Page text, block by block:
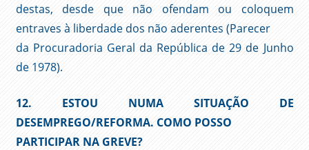
destas, desde que não ofendam ou coloquem
entraves à liberdade dos não aderentes (Parecer
da Procuradoria Geral da República de 29 de Junho
de 1978).
12. ESTOU NUMA SITUAÇÃO DE
DESEMPREGO/REFORMA. COMO POSSO
PARTICIPAR NA GREVE?